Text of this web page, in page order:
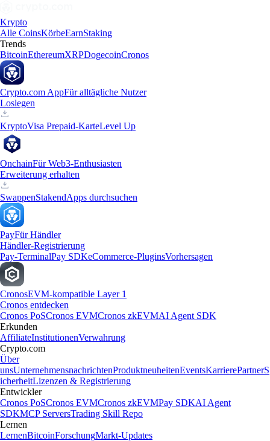
Krypto
Alle CoinsKörbeEarnStaking
Trends
BitcoinEthereumXRPDogecoinCronos
Crypto.com AppFür alltägliche Nutzer
Loslegen
KryptoVisa Prepaid-KarteLevel Up
OnchainFür Web3-Enthusiasten
Erweiterung erhalten
SwappenStakendApps durchsuchen
PayFür Händler
Händler-Registrierung
Pay-TerminalPay SDKeCommerce-PluginsVorhersagen
CronosEVM-kompatible Layer 1
Cronos entdecken
Cronos PoSCronos EVMCronos zkEVMAI Agent SDK
Erkunden
AffiliateInstitutionenVerwahrung
Crypto.com
Über
unsUnternehmensnachrichtenProduktneuheitenEventsKarrierePartnerS
icherheitLizenzen & Registrierung
Entwickler
Cronos PoSCronos EVMCronos zkEVMPay SDKAI Agent
SDKMCP ServersTrading Skill Repo
Lernen
LernenBitcoinForschungMarkt-Updates